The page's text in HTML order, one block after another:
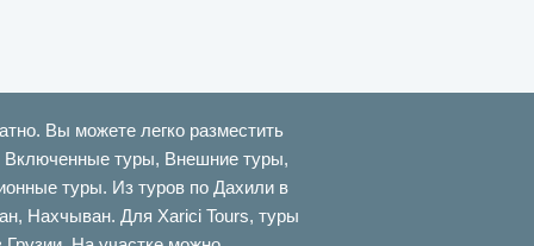
Вы можете легко разместить
Включенные туры, Внешние туры,
туры. Из туров по Дахили в
Нахчыван. Для Xarici Tours, туры